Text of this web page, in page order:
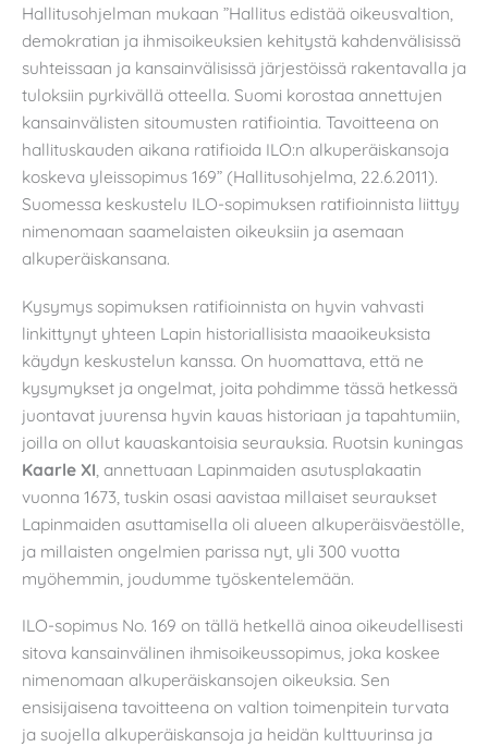
Hallitusohjelman mukaan ”Hallitus edistää oikeusvaltion,
demokratian ja ihmisoikeuksien kehitystä kahdenvälisissä
suhteissaan ja kansainvälisissä järjestöissä rakentavalla ja
tuloksiin pyrkivällä otteella. Suomi korostaa annettujen
kansainvälisten sitoumusten ratifiointia. Tavoitteena on
hallituskauden aikana ratifioida ILO:n alkuperäiskansoja
koskeva yleissopimus 169” (Hallitusohjelma, 22.6.2011).
Suomessa keskustelu ILO-sopimuksen ratifioinnista liittyy
nimenomaan saamelaisten oikeuksiin ja asemaan
alkuperäiskansana.
Kysymys sopimuksen ratifioinnista on hyvin vahvasti
linkittynyt yhteen Lapin historiallisista maaoikeuksista
käydyn keskustelun kanssa. On huomattava, että ne
kysymykset ja ongelmat, joita pohdimme tässä hetkessä
juontavat juurensa hyvin kauas historiaan ja tapahtumiin,
joilla on ollut kauaskantoisia seurauksia. Ruotsin kuningas
Kaarle XI , annettuaan Lapinmaiden asutusplakaatin
vuonna 1673, tuskin osasi aavistaa millaiset seuraukset
Lapinmaiden asuttamisella oli alueen alkuperäisväestölle,
ja millaisten ongelmien parissa nyt, yli 300 vuotta
myöhemmin, joudumme työskentelemään.
ILO-sopimus No. 169 on tällä hetkellä ainoa oikeudellisesti
sitova kansainvälinen ihmisoikeussopimus, joka koskee
nimenomaan alkuperäiskansojen oikeuksia. Sen
ensisijaisena tavoitteena on valtion toimenpitein turvata
ja suojella alkuperäiskansoja ja heidän kulttuurinsa ja